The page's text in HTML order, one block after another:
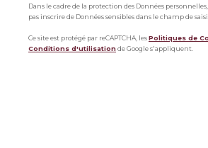
Dans le cadre de la protection des Données
pas inscrire de Données sensibles dans le champ de
Ce site est protégé par reCAPTCHA, lesPolitiques de
Conditions d'utilisationde Google s'appliquent.